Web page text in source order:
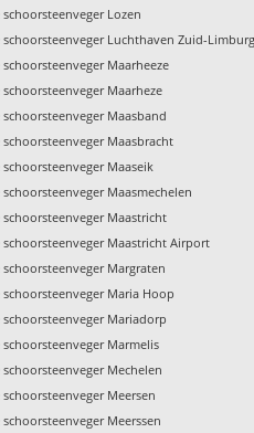
schoorsteenveger Lozen
schoorsteenveger Luchthaven Zuid-
schoorsteenveger Maarheeze
schoorsteenveger Maarheze
schoorsteenveger Maasband
schoorsteenveger Maasbracht
schoorsteenveger Maaseik
schoorsteenveger Maasmechelen
schoorsteenveger Maastricht
schoorsteenveger Maastricht Airport
schoorsteenveger Margraten
schoorsteenveger Maria Hoop
schoorsteenveger Mariadorp
schoorsteenveger Marmelis
schoorsteenveger Mechelen
schoorsteenveger Meersen
schoorsteenveger Meerssen